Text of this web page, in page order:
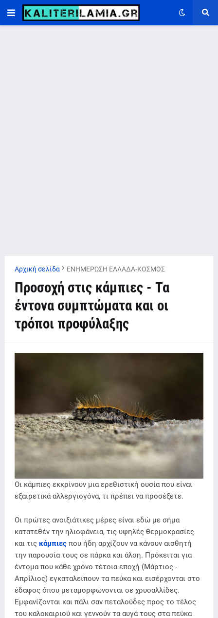
Αρχική σελίδα ΕΝΗΜΕΡΩΣΗ ΕΛΛΑΔΑ-ΚΟΣΜΟΣ
Προσοχή στις κάμπιες - Τα
έντονα συμπτώματα και οι
τρόποι προφύλαξης
Οι κάμπιες εκκρίνουν μια ερεθιστική ουσία που είναι
εξαιρετικά αλλεργιογόνα, τι πρέπει να προσέξετε.
Οι πρώτες ανοιξιάτικες μέρες είναι εδώ με σήμα
κατατεθέν την ηλιοφάνεια, τις υψηλές θερμοκρασίες
και τις κάμπιες που ήδη αρχίζουν να κάνουν αισθητή
την παρουσία τους σε πάρκα και άλση. Πρόκειται για
έντομα που κάθε χρόνο τέτοια εποχή (Μάρτιος -
Απρίλιος) εγκαταλείπουν τα πεύκα και εισέρχονται στο
έδαφος όπου μεταμορφώνονται σε χρυσαλλίδες.
Εμφανίζονται και πάλι σαν πεταλούδες προς το τέλος
του καλοκαιριού και γεννούν τα αυγά τους στα πεύκα